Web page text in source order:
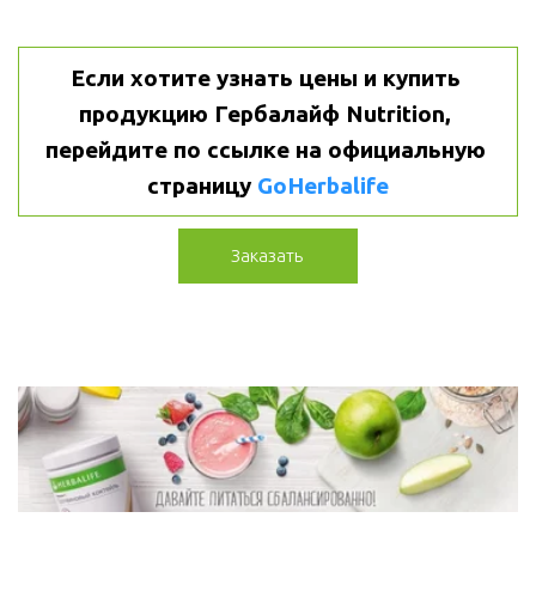
Если хотите узнать цены и купить
продукцию Гербалайф Nutrition,
перейдите по ссылке на официальную
страницу GoHerbalife
Заказать